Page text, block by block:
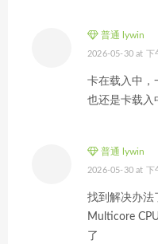
普通 lywin
2026-05-30 at 下
卡在载入中，
也还是卡载入
普通 lywin
2026-05-30 at 下
找到解决办法
Multicore
了